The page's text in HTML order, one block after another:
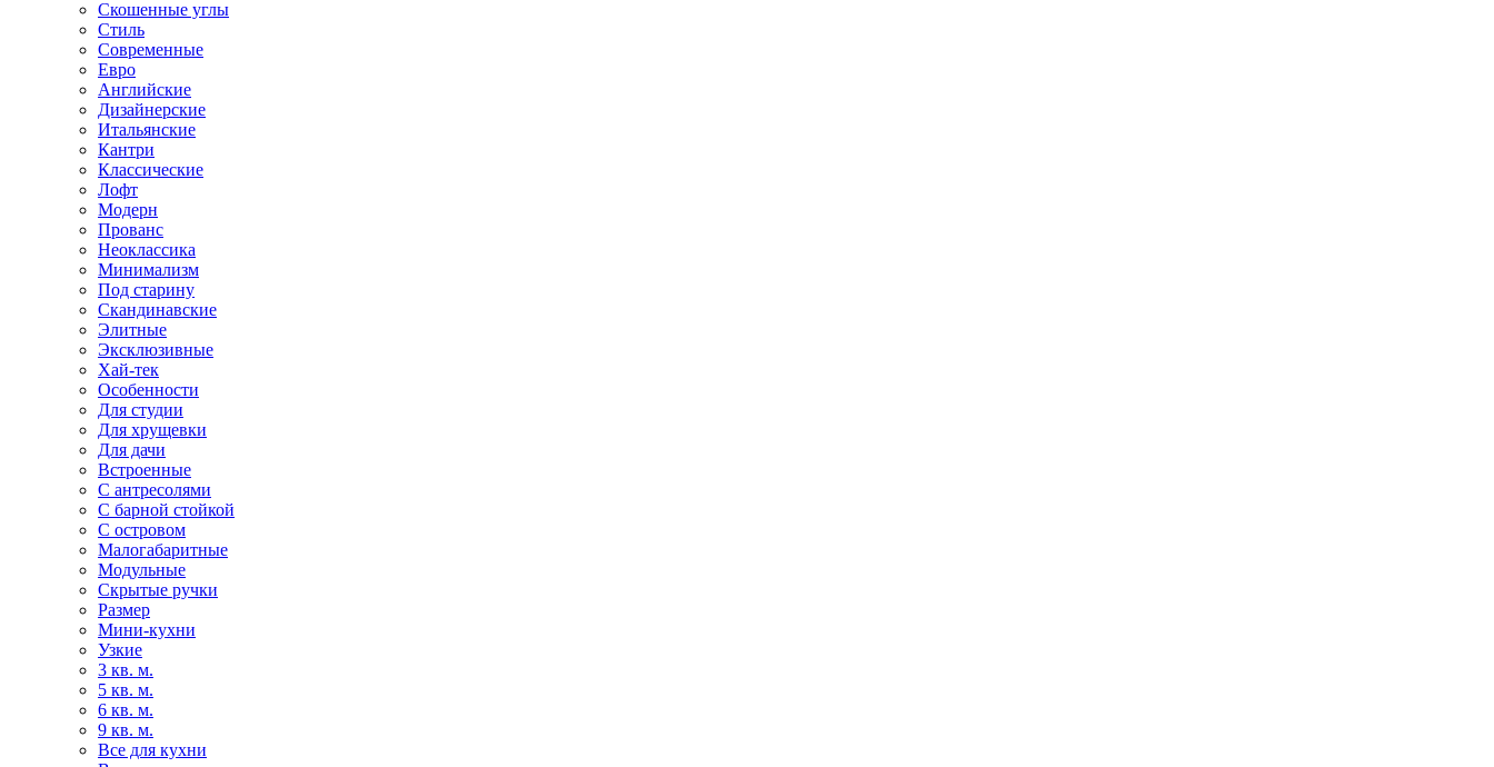
Скошенные углы
Стиль
Современные
Евро
Английские
Дизайнерские
Итальянские
Кантри
Классические
Лофт
Модерн
Прованс
Неоклассика
Минимализм
Под старину
Скандинавские
Элитные
Эксклюзивные
Хай-тек
Особенности
Для студии
Для хрущевки
Для дачи
Встроенные
С антресолями
С барной стойкой
С островом
Малогабаритные
Модульные
Скрытые ручки
Размер
Мини-кухни
Узкие
3 кв. м.
5 кв. м.
6 кв. м.
9 кв. м.
Все для кухни